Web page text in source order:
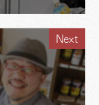
Next